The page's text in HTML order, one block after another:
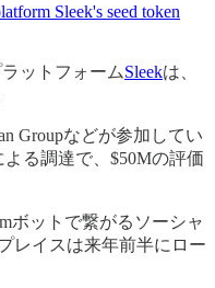
Sleek's seed token
ットフォームSleekは、
Groupなどが参加してい
る調達で、$50Mの評価
ボットで繋がるソーシャ
レイスは来年前半にロー